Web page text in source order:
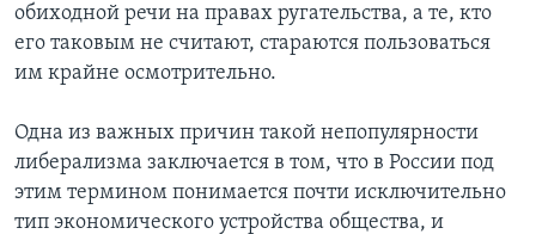
НЬЮ-ЙОРК NEW YORK
АМЕРИКА. БОЛЬШОЕ ПУТЕШЕСТВИЕ
ВИДЕО
ПОДПИСКА НА НОВОСТИ
Learning English
СОЦИАЛЬНЫЕ СЕТИ
обиходной речи на правах ругательства, а те, кто
его таковым не считают, стараются пользоваться
им крайне осмотрительно.
Одна из важных причин такой непопулярности
либерализма заключается в том, что в России под
этим термином понимается почти исключительно
тип экономического устройства общества, и